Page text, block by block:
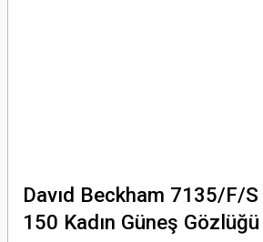
Davıd Beckham 7135/F/
150 Kadın Güneş Gözlüğü